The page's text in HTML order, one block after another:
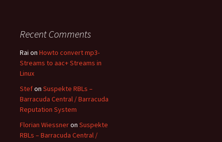
Recent Comments
Rai on Howto convert mp3-
Streams to aac+ Streams in
Linux
Stefon Suspekte RBLs –
Barracuda Central / Barracuda
Reputation System
Florian Wiessneron Suspekte
RBLs – Barracuda Central /